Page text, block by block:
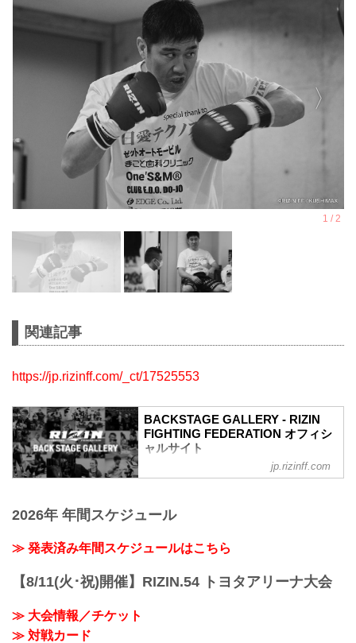
関連記事
https://jp.rizinff.com/_ct/17525553
BACKSTAGE GALLERY - RIZIN
FIGHTING FEDERATION オフィシ
ャルサイト
BACKSTAGE GALLERY の記事一覧 - 格
イジン ファイティング フェデレーショ
いきます。
jp.rizinff.com
2026年 年間スケジュール
≫ 発表済み年間スケジュールはこちら
【8/11(火･祝)開催】RIZIN.54 トヨタアリーナ大会
≫ 大会情報／チケット
≫ 対戦カード